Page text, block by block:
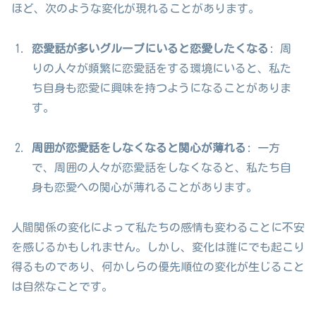
ほど、次のような変化が現れることがあります。
恋愛話が多いグループにいると恋愛したくなる : 周
りの人々が頻繁に恋愛話をする環境にいると、私た
ち自身も恋愛に興味を持つようになることがありま
す。
周囲が恋愛話をしなくなると関心が薄れる : 一方
で、周囲の人々が恋愛話をしなくなると、私たち自
身も恋愛への関心が薄れることがあります。
人間関係の変化によって私たちの感情も変わることに不安
を感じるかもしれません。しかし、変化は誰にでも起こり
得るものであり、何かしらの優先順位の変化が生じること
は自然なことです。